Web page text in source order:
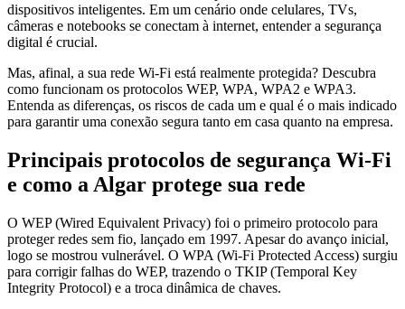
dispositivos inteligentes. Em um cenário onde celulares, TVs,
câmeras e notebooks se conectam à internet, entender a segurança
digital é crucial.
Mas, afinal, a sua rede Wi-Fi está realmente protegida? Descubra
como funcionam os protocolos WEP, WPA, WPA2 e WPA3.
Entenda as diferenças, os riscos de cada um e qual é o mais indicado
para garantir uma conexão segura tanto em casa quanto na empresa.
Principais protocolos de segurança Wi-Fi
e como a Algar protege sua rede
O WEP (Wired Equivalent Privacy) foi o primeiro protocolo para
proteger redes sem fio, lançado em 1997. Apesar do avanço inicial,
logo se mostrou vulnerável. O WPA (Wi-Fi Protected Access) surgiu
para corrigir falhas do WEP, trazendo o TKIP (Temporal Key
Integrity Protocol) e a troca dinâmica de chaves.